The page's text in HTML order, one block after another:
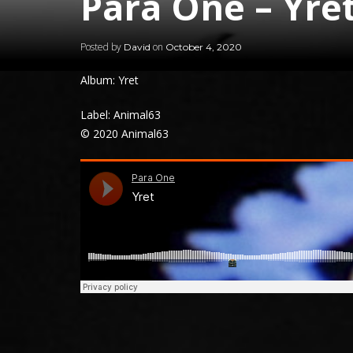
Posted by David on October 4, 2020
Album: Yret
Label: Animal63
© 2020 Animal63